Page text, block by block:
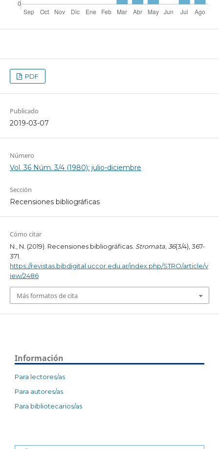
PDF
Publicado
2019-03-07
Número
Vol. 36 Núm. 3/4 (1980): julio-diciembre
Sección
Recensiones bibliográficas
Cómo citar
N., N. (2019). Recensiones bibliográficas. Stromata,36(3/4), 367-
371.
https://revistas.bibdigital.uccor.edu.ar/index.php/STRO/article/v
iew/2486
Más formatos de cita
Información
Para lectores/as
Para autores/as
Para bibliotecarios/as